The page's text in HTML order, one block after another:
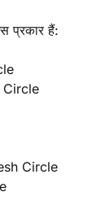
प्रकार हैं:
Circle
Circle